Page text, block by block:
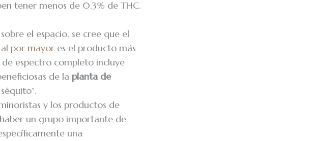
tener menos de 0.3% de THC.
el espacio, se cree que el
al por mayor es el producto más
espectro completo incluye
de la planta de
y los productos de
un grupo importante de
una